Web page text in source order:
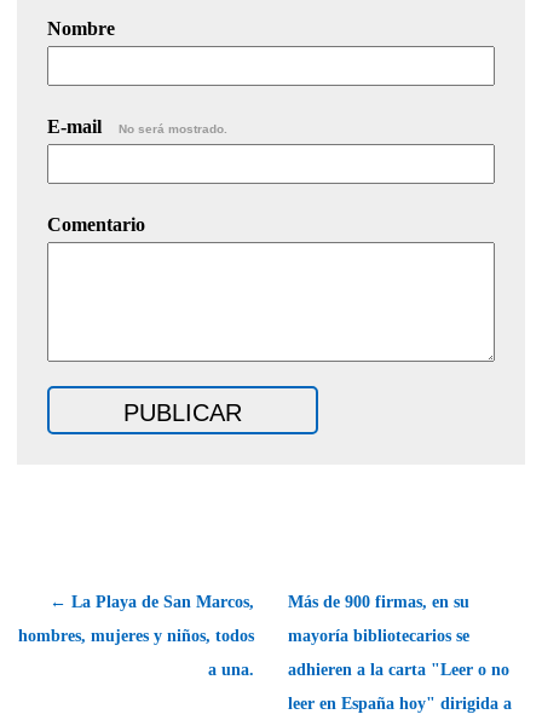
Nombre
E-mail No será mostrado.
Comentario
← La Playa de San Marcos,
hombres, mujeres y niños, todos
a una.
Más de 900 firmas, en su
mayoría bibliotecarios se
adhieren a la carta "Leer o no
leer en España hoy" dirigida a